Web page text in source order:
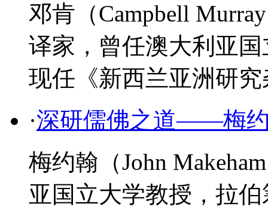
邓肯（Campbell
译家，曾任澳大利亚
现任《新西兰亚洲研究
·深研儒佛之道——梅
梅约翰（John
亚国立大学教授，拉